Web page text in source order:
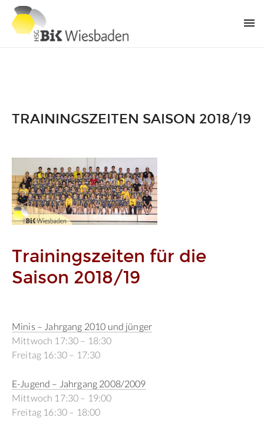
TRAININGSZEITEN SAISON 2018/19
Trainingszeiten für die
Saison 2018/19
Minis – Jahrgang 2010 und jünger
Mittwoch 17:30 – 18:30
Freitag 16:30 – 17:30
E-Jugend – Jahrgang 2008/2009
Mittwoch 17:30 – 19:00
Freitag 16:30 – 18:00